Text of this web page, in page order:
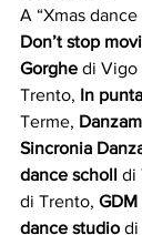
A “Xmas
Don’t stop
Gorghe di Vigo
Trento, In
Terme,
Sincronia
dance scholl di
di Trento, GDM
dance studio di